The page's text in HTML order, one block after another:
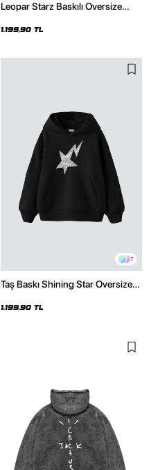
Leopar Starz Baskılı Oversize
1.199,90 TL
7
Taş Baskı Shining Star Oversize
1.199,90 TL